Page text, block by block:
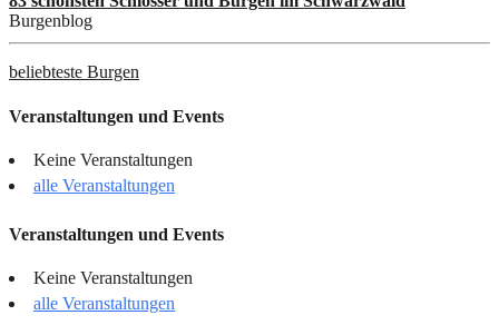
Burgenblog
beliebteste Burgen
Veranstaltungen und Events
Keine Veranstaltungen
alle Veranstaltungen
Veranstaltungen und Events
Keine Veranstaltungen
alle Veranstaltungen